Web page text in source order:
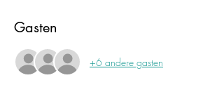
Gasten
+6 andere gasten